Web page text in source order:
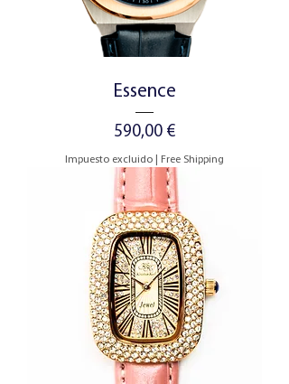
Essence
Precio
590,00 €
Impuesto excluido Free Shipping